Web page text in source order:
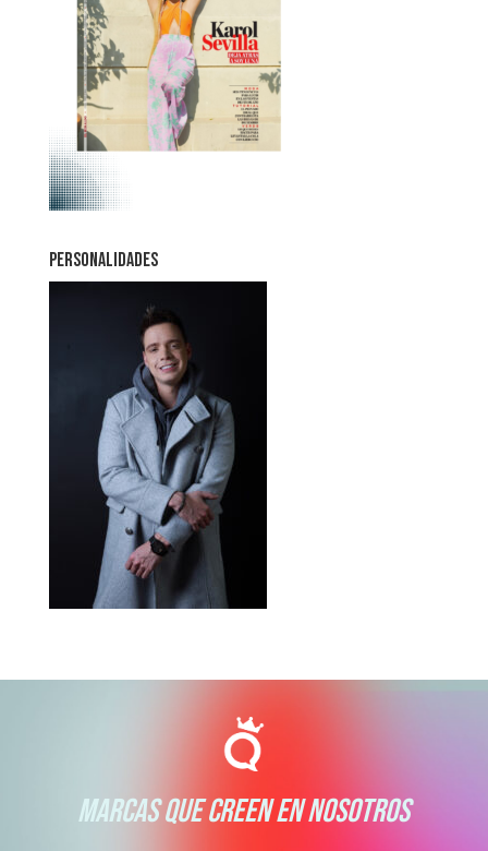
PERSONALIDADES
MARCAS QUE CREEN EN NOSOTROS